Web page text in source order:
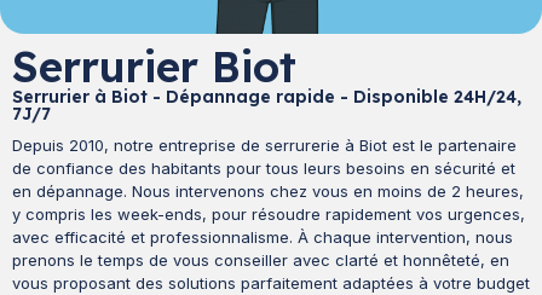
Serrurier Biot
Serrurier à Biot - Dépannage rapide - Disponible 24H/24,
7J/7
Depuis 2010, notre entreprise de serrurerie à Biot est le partenaire
de confiance des habitants pour tous leurs besoins en sécurité et
en dépannage. Nous intervenons chez vous en moins de 2 heures,
y compris les week-ends, pour résoudre rapidement vos urgences,
avec efficacité et professionnalisme. À chaque intervention, nous
prenons le temps de vous conseiller avec clarté et honnêteté, en
vous proposant des solutions parfaitement adaptées à votre budget